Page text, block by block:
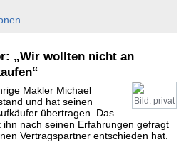
„Wir wollten nicht an
Bild: privat
Makler Michael
und hat seinen
übertragen. Das
nach seinen Erfahrungen gefragt
Vertragspartner entschieden hat.